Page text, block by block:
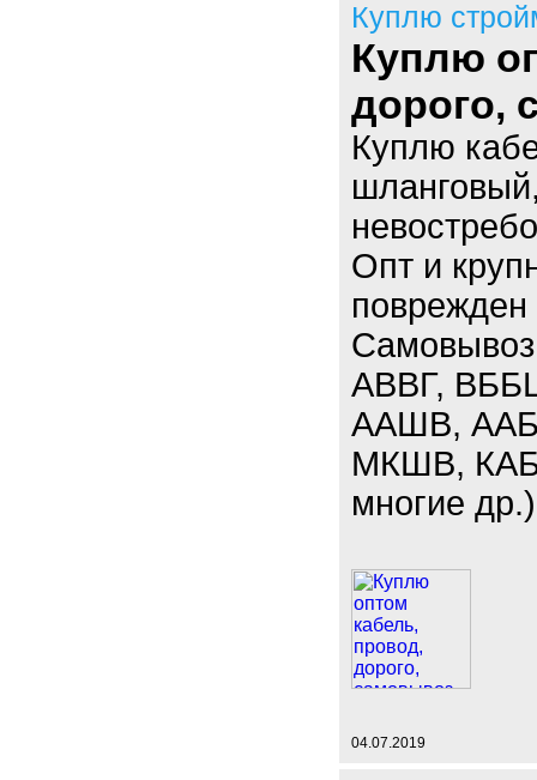
Куплю
Куплю
дорого,
Куплю
Опт и
поврежден
АВВГ,
ААШВ,
МКШВ,
многие
04.07.2019